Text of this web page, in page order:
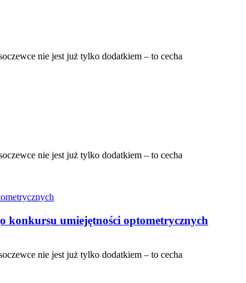
nie jest już tylko dodatkiem – to cecha
nie jest już tylko dodatkiem – to cecha
konkursu umiejętności optometrycznych
nie jest już tylko dodatkiem – to cecha